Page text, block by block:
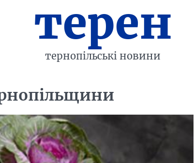
терен
тернопільські новини